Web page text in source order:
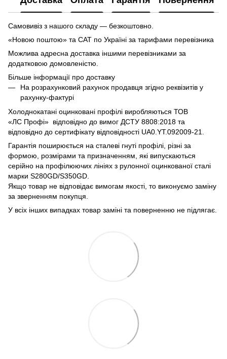
Самовивіз з нашого складу — безкоштовно.
«Новою поштою» та САТ по Україні за тарифами перевізника
Можлива адресна доставка іншими перевізниками за
додатковою домовленістю.
Більше інформації про доставку
На розрахунковий рахунок продавця згідно реквізитів у
рахунку-фактурі
Холоднокатані оцинковані профілі виробляються ТОВ
«ЛC Профі» відповідно до вимог ДСТУ 8808:2018 та
відповідно до сертифікату відповідності UA0.YT.092009-21.
Гарантія поширюється на сталеві гнуті профілі, різні за
формою, розмірами та призначенням, які випускаються
серійно на профілюючих лініях з рулонної оцинкованої сталі
марки S280GD/S350GD.
Якщо товар не відповідає вимогам якості, то виконуємо заміну
за зверненням покупця.
У всіх інших випадках товар заміні та поверненню не підлягає.